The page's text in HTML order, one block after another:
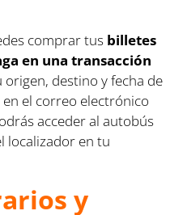
comprar tus billetes
en una transacción
destino y fecha de
el correo electrónico
acceder al autobús
localizador en tu
y